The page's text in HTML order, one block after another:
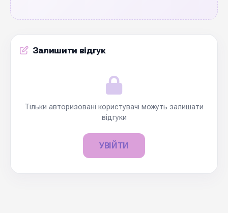
Залишити відгук
Тільки авторизовані користувачі можуть залишати
відгуки
УВІЙТИ